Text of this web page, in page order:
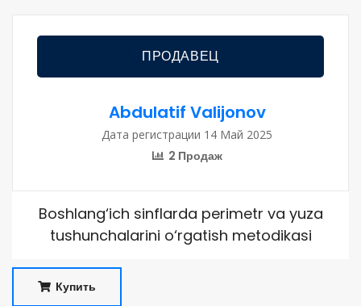
ПРОДАВЕЦ
Abdulatif Valijonov
Дата регистрации 14 Май 2025
2 Продаж
Boshlang‘ich sinflarda perimetr va yuza
tushunchalarini o‘rgatish metodikasi
Купить